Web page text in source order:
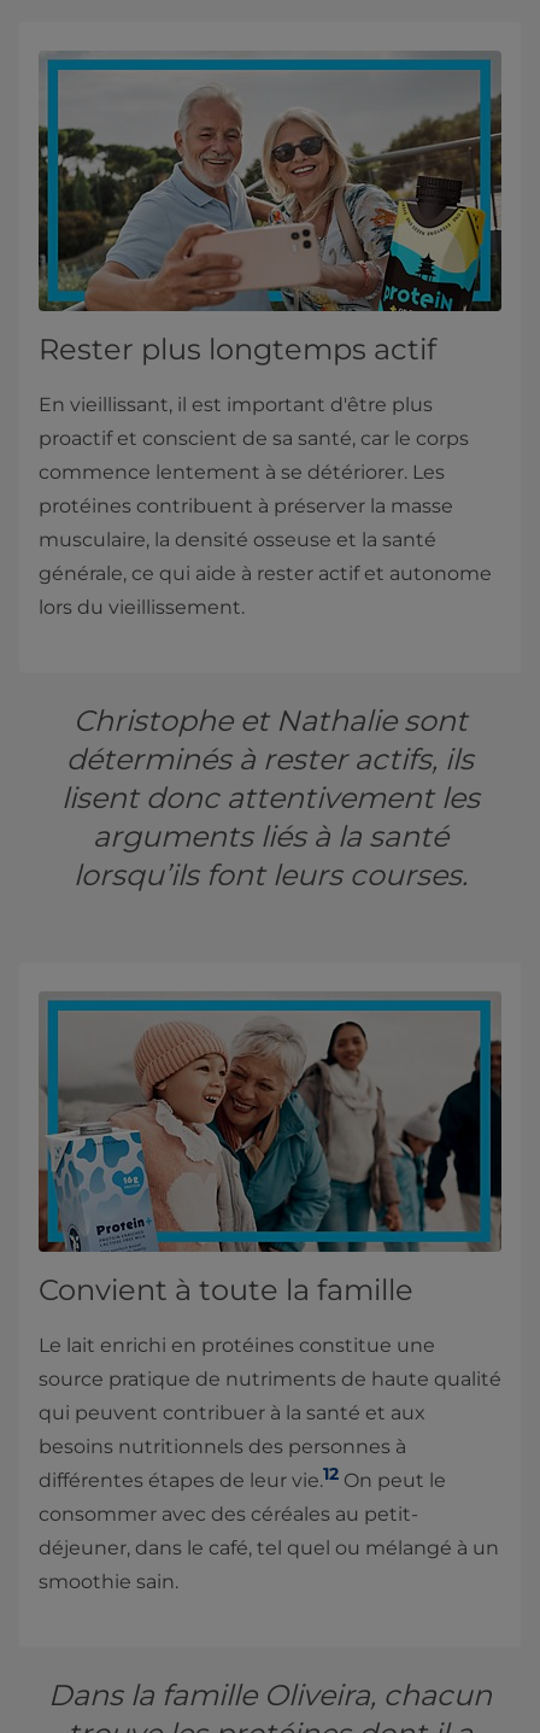
Rester plus longtemps actif
En vieillissant, il est important d'être plus
proactif et conscient de sa santé, car le corps
commence lentement à se détériorer. Les
protéines contribuent à préserver la masse
musculaire, la densité osseuse et la santé
générale, ce qui aide à rester actif et autonome
lors du vieillissement.
Christophe et Nathalie sont
déterminés à rester actifs, ils
lisent donc attentivement les
arguments liés à la santé
lorsqu’ils font leurs courses.
Convient à toute la famille
Le lait enrichi en protéines constitue une
source pratique de nutriments de haute qualité
qui peuvent contribuer à la santé et aux
besoins nutritionnels des personnes à
différentes étapes de leur vie.12 On peut le
consommer avec des céréales au petit-
déjeuner, dans le café, tel quel ou mélangé à un
smoothie sain.
Dans la famille Oliveira, chacun